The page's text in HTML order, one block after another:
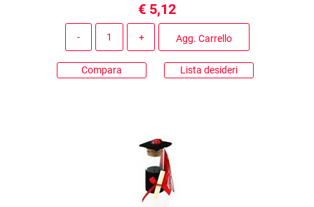
€ 5,12
Agg. Carrello
Compara Lista desideri